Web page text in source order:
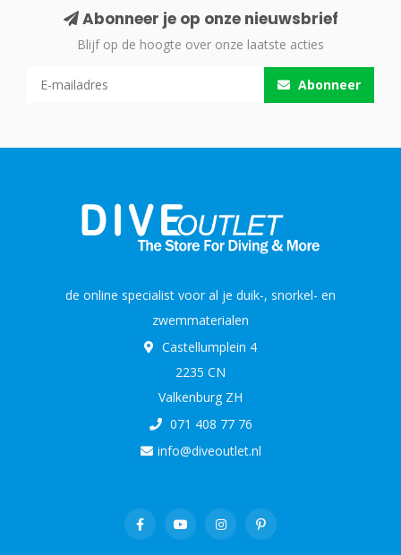
Abonneer je op onze nieuwsbrief
Blijf op de hoogte over onze laatste acties
Abonneer
de online specialist voor al je duik-, snorkel- en
zwemmaterialen
Castellumplein 4
2235 CN
Valkenburg ZH
071 408 77 76
info@diveoutlet.nl